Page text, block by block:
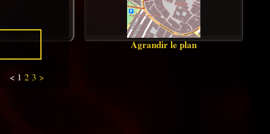
Agrandir le plan
< 1 2 3 >